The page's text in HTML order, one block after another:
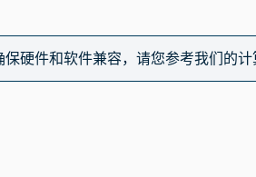
保硬件和软件兼容，请您参考我们的计